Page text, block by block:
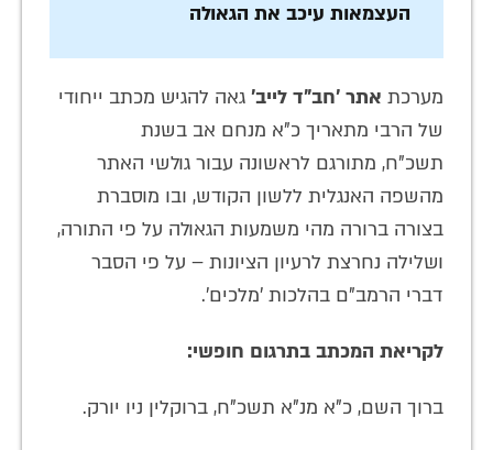
העצמאות עיכב את הגאולה
מערכת אתר 'חב"ד לייב' גאה להגיש מכתב ייחודי
של הרבי מתאריך כ"א מנחם אב בשנת
תשכ"ח, מתורגם לראשונה עבור גולשי האתר
מהשפה האנגלית ללשון הקודש, ובו מוסברת
בצורה ברורה מהי משמעות הגאולה על פי התורה,
ושלילה נחרצת לרעיון הציונות – על פי הסבר
דברי הרמב"ם בהלכות 'מלכים'.
לקריאת המכתב בתרגום חופשי:
ברוך השם, כ"א מנ"א תשכ"ח, ברוקלין ניו יורק.